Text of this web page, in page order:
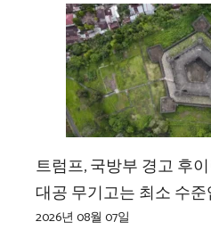
트럼프, 국방부 경고 후
대공 무기고는 최소 수
2026년 08월 07일